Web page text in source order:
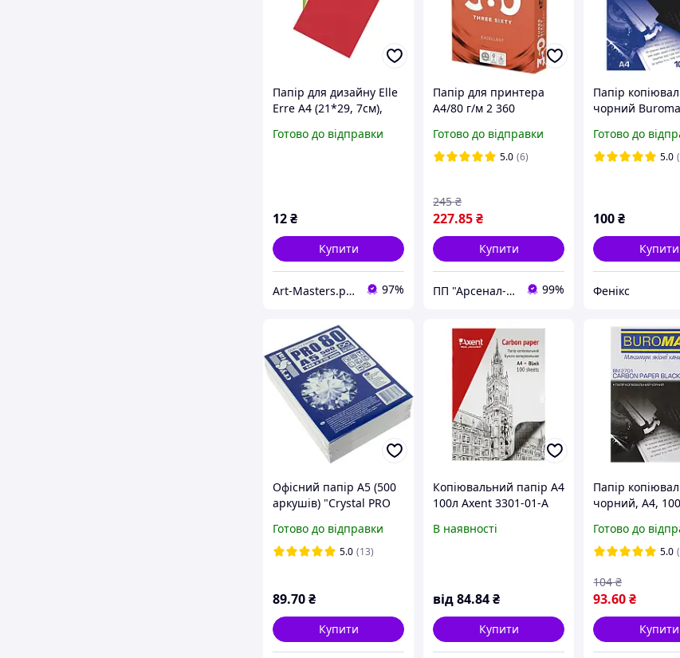
Папір для дизайну Elle
Erre А4 (21*29, 7см),
чорна, дві текстури,
Готово до відправки
12₴
Купити
Art-Masters.prom.ua 97%
Папір для принтера
А4/80 г/м 2 360
Готово до відправки
5.0 (6)
227.85₴
245 ₴
Купити
ПП "Арсенал-У" 99%
Папір
чорний
Готово до
5.0
100₴
Купити
Фенікс
Офісний папір А5 (500
аркушів) "Crystal PRO
Готово до відправки
5.0 (13)
89.70₴
Купити
Копіювальний папір А4
100л Axent 3301-01-A
В наявності
від84.84₴
Купити
Папір
чорний, А4,
Готово до
5.0
93.60₴
104 ₴
Купити